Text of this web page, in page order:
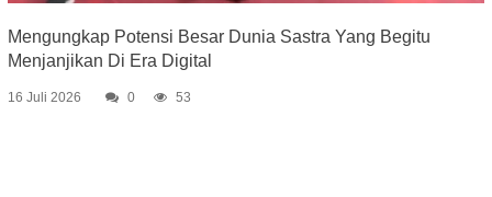
Mengungkap Potensi Besar Dunia Sastra Yang Begitu
Menjanjikan Di Era Digital
16 Juli 2026 0 53